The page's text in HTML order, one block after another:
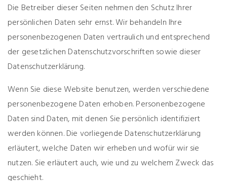
Die Betreiber dieser Seiten nehmen den Schutz Ihrer
persönlichen Daten sehr ernst. Wir behandeln Ihre
personenbezogenen Daten vertraulich und entsprechend
der gesetzlichen Datenschutzvorschriften sowie dieser
Datenschutzerklärung.
Wenn Sie diese Website benutzen, werden verschiedene
personenbezogene Daten erhoben. Personenbezogene
Daten sind Daten, mit denen Sie persönlich identifiziert
werden können. Die vorliegende Datenschutzerklärung
erläutert, welche Daten wir erheben und wofür wir sie
nutzen. Sie erläutert auch, wie und zu welchem Zweck das
geschieht.